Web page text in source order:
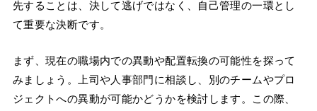
先することは、決して逃げではなく、自己管理の一環とし
て重要な決断です。
まず、現在の職場内での異動や配置転換の可能性を探って
みましょう。上司や人事部門に相談し、別のチームやプロ
ジェクトへの異動が可能かどうかを検討します。この際、